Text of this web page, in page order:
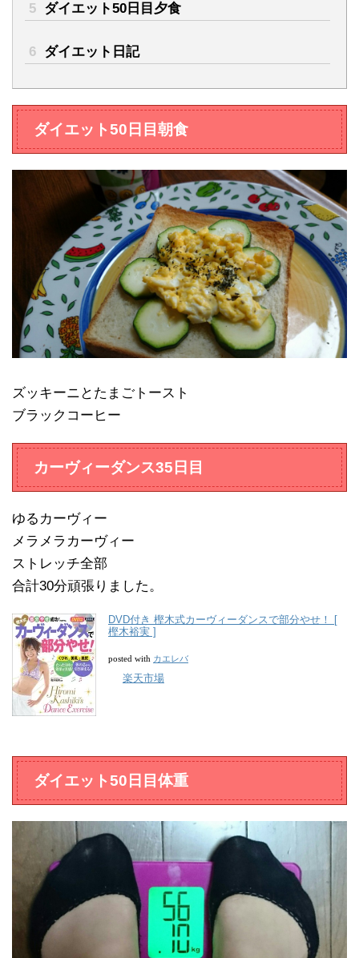
5 ダイエット50日目夕食
6 ダイエット日記
ダイエット50日目朝食
ズッキーニとたまごトースト
ブラックコーヒー
カーヴィーダンス35日目
ゆるカーヴィー
メラメラカーヴィー
ストレッチ全部
合計30分頑張りました。
DVD付き 樫木式カーヴィーダンスで部分やせ！ [
樫木裕実 ]
posted with カエレバ
楽天市場
ダイエット50日目体重